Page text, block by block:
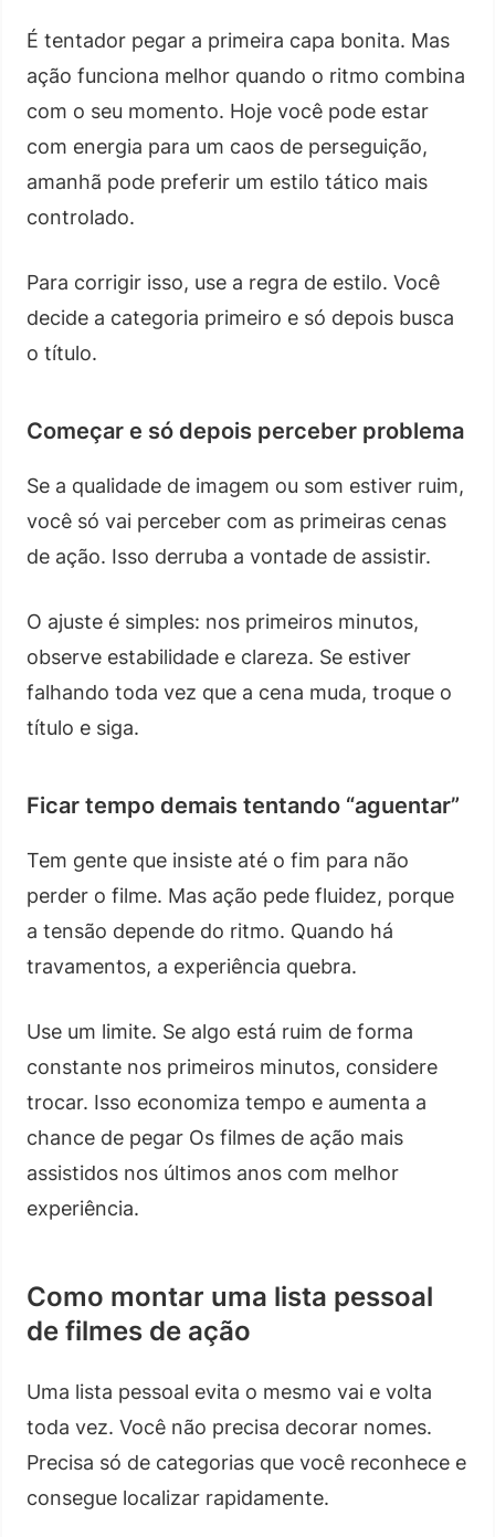
É tentador pegar a primeira capa bonita. Mas
ação funciona melhor quando o ritmo combina
com o seu momento. Hoje você pode estar
com energia para um caos de perseguição,
amanhã pode preferir um estilo tático mais
controlado.
Para corrigir isso, use a regra de estilo. Você
decide a categoria primeiro e só depois busca
o título.
Começar e só depois perceber problema
Se a qualidade de imagem ou som estiver ruim,
você só vai perceber com as primeiras cenas
de ação. Isso derruba a vontade de assistir.
O ajuste é simples: nos primeiros minutos,
observe estabilidade e clareza. Se estiver
falhando toda vez que a cena muda, troque o
título e siga.
Ficar tempo demais tentando “aguentar”
Tem gente que insiste até o fim para não
perder o filme. Mas ação pede fluidez, porque
a tensão depende do ritmo. Quando há
travamentos, a experiência quebra.
Use um limite. Se algo está ruim de forma
constante nos primeiros minutos, considere
trocar. Isso economiza tempo e aumenta a
chance de pegar Os filmes de ação mais
assistidos nos últimos anos com melhor
experiência.
Como montar uma lista pessoal
de filmes de ação
Uma lista pessoal evita o mesmo vai e volta
toda vez. Você não precisa decorar nomes.
Precisa só de categorias que você reconhece e
consegue localizar rapidamente.